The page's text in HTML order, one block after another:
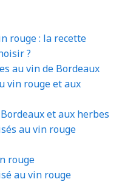
rouge : la recette
?
au vin de Bordeaux
vin rouge et aux
et aux herbes
au vin rouge
rouge
au vin rouge